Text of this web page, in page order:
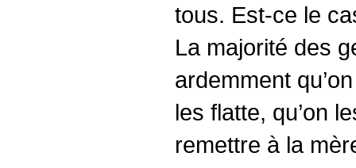
tous. Est-ce le
La majorité des
ardemment
les flatte, qu’on
remettre à la